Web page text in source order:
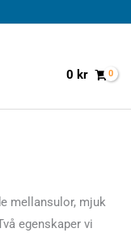
0 kr
mellansulor, mjuk
egenskaper vi